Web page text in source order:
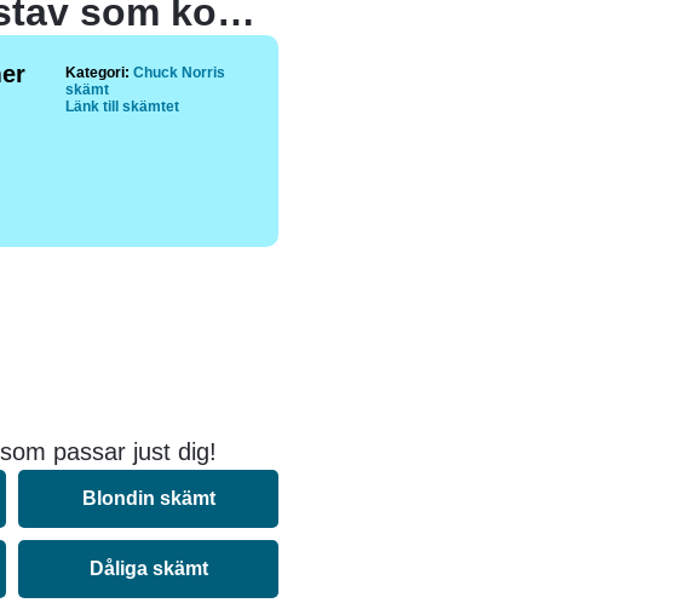
Chuck Norris vet vilken bokstav som kommer efter ö.
Kategori: Chuck Norris
skämt
Länk till skämtet
passar just dig!
Blondin skämt
Dåliga skämt